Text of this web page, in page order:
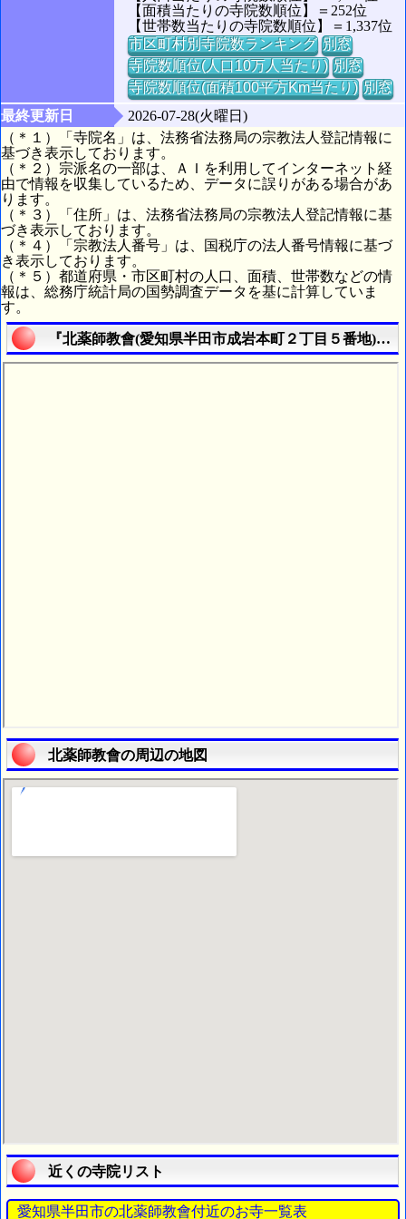
【面積当たりの寺院数順位】＝252位
【世帯数当たりの寺院数順位】＝1,337位
市区町村別寺院数ランキング 別窓
寺院数順位(人口10万人当たり) 別窓
寺院数順位(面積100平方Km当たり) 別窓
最終更新日
2026-07-28(火曜日)
（＊１）「寺院名」は、法務省法務局の宗教法人登記情報に
基づき表示しております。
（＊２）宗派名の一部は、ＡＩを利用してインターネット経
由で情報を収集しているため、データに誤りがある場合があ
ります。
（＊３）「住所」は、法務省法務局の宗教法人登記情報に基
づき表示しております。
（＊４）「宗教法人番号」は、国税庁の法人番号情報に基づ
き表示しております。
（＊５）都道府県・市区町村の人口、面積、世帯数などの情
報は、総務庁統計局の国勢調査データを基に計算していま
す。
『北薬師教會(愛知県半田市成岩本町２丁目５番地)』
北薬師教會の周辺の地図
近くの寺院リスト
愛知県半田市の北薬師教會付近のお寺一覧表